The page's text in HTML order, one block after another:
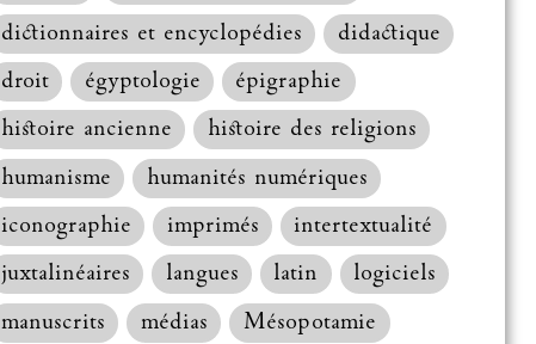
dictionnaires et encyclopédies
didactique
droit
égyptologie
épigraphie
histoire ancienne
histoire des religions
humanisme
humanités numériques
iconographie
imprimés
intertextualité
juxtalinéaires
langues latin
logiciels
manuscrits
médias
Mésopotamie